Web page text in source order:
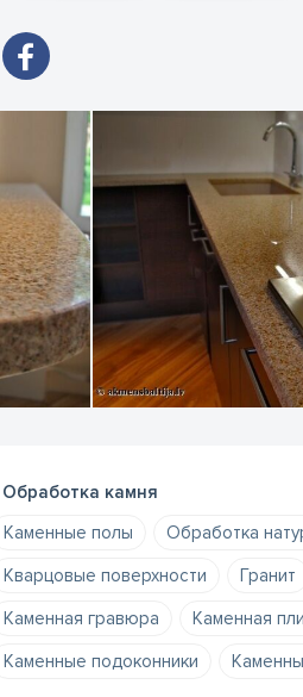
сама природа. Все, что в силах
автором много веков назад. Перед
с натуральным камнем (цвет,
высококачественную продукцию
индивидуальный подход и
Обработка камня
Каменные полы Обработка
Кварцовые поверхности
Гранит
Каменная гравюра
Каменная
Каменные подоконники